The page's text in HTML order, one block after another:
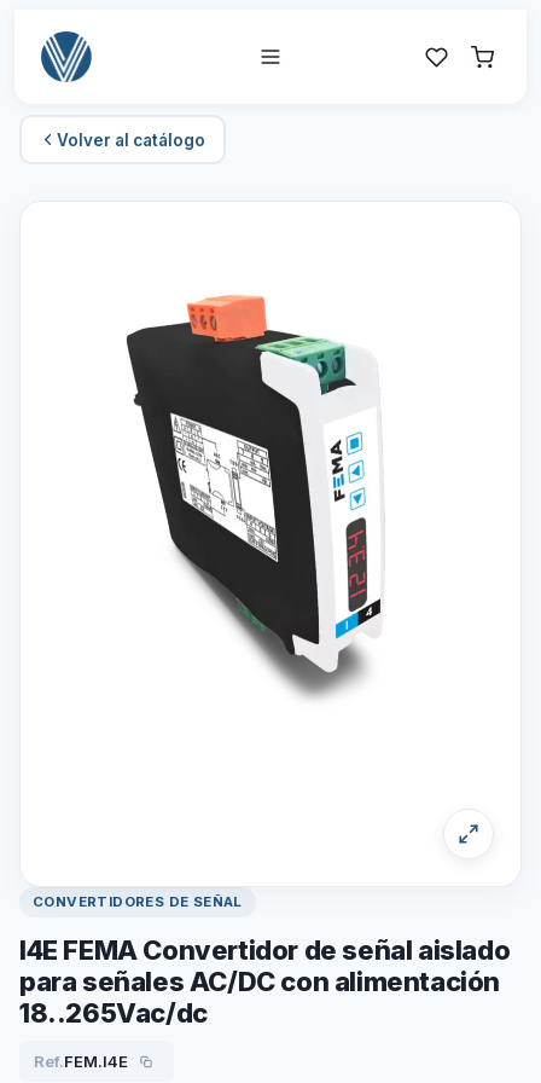
Volver al catálogo
CONVERTIDORES DE SEÑAL
I4E FEMA Convertidor de señal aislado
para señales AC/DC con alimentación
18..265Vac/dc
Ref.FEM.I4E